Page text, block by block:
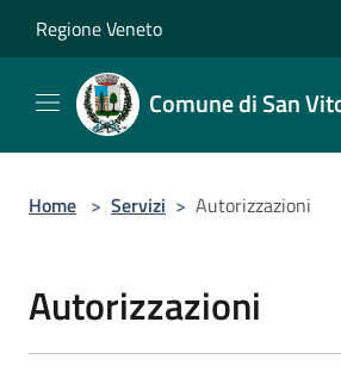
Regione Veneto
Comune di San
Home > Servizi > Autorizzazioni
Autorizzazioni